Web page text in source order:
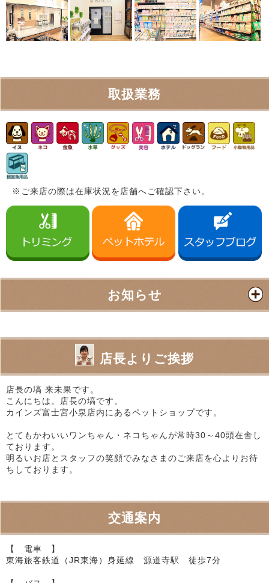
取扱業務
※ご来店の際は在庫状況を店舗へご確認下さい。
お知らせ
店長よりご挨拶
店長の塙 来未果です。
こんにちは。店長の塙です。
カインズ富士宮小泉店内にあるペットショップです。
とてもかわいいワンちゃん・ネコちゃんが常時30～40頭在舎し
ております。
明るいお店とスタッフの笑顔でみなさまのご来店を心よりお待
ちしております。
交通案内
【 電車 】
東海旅客鉄道（JR東海）身延線 源道寺駅 徒歩7分